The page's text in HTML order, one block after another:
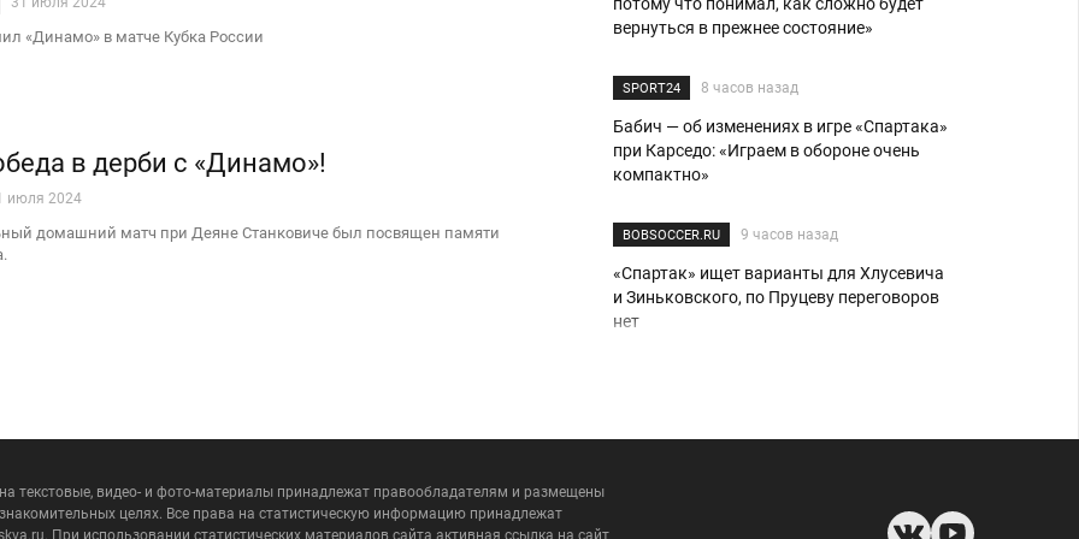
«Динамо» в матче Кубка России
июля 2024
в дерби с «Динамо»!
домашний матч при Деяне Станковиче был посвящен памяти
30 июля 2024
саги «Спартака» и «Зенита»
вернуться в прежнее состояние»
SPORT24 8 часов назад
Бабич — об изменениях в игре «Спартака»
при Карседо: «Играем в обороне очень
компактно»
BOBSOCCER.RU 9 часов назад
«Спартак» ищет варианты для Хлусевича
и Зиньковского, по Пруцеву переговоров
нет
ему обещали сумасшедшие деньги
текстовые, видео- и фото-материалы принадлежат правообладателям и размещены
целях. Все права на статистическую информацию принадлежат
При использовании статистических материалов сайта активная ссылка на сайт